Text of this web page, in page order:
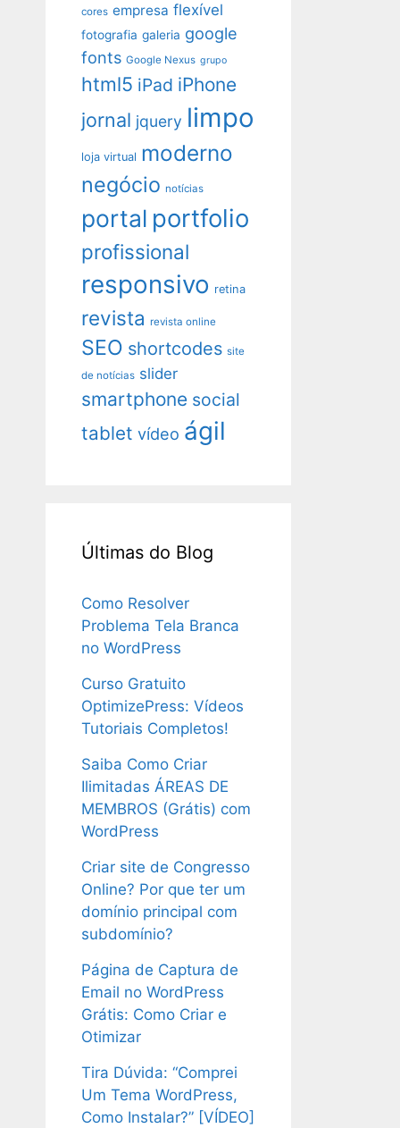
cores empresa flexível
fotografia galeria google
fonts Google Nexus grupo
html5 iPad iPhone
jornal jquery limpo
loja virtual moderno
negócio notícias
portal portfolio
profissional
responsivo retina
revista revista online
SEO shortcodes site
de notícias slider
smartphone social
tablet vídeo ágil
Últimas do Blog
Como Resolver
Problema Tela Branca
no WordPress
Curso Gratuito
OptimizePress: Vídeos
Tutoriais Completos!
Saiba Como Criar
Ilimitadas ÁREAS DE
MEMBROS (Grátis) com
WordPress
Criar site de Congresso
Online? Por que ter um
domínio principal com
subdomínio?
Página de Captura de
Email no WordPress
Grátis: Como Criar e
Otimizar
Tira Dúvida: “Comprei
Um Tema WordPress,
Como Instalar?” [VÍDEO]